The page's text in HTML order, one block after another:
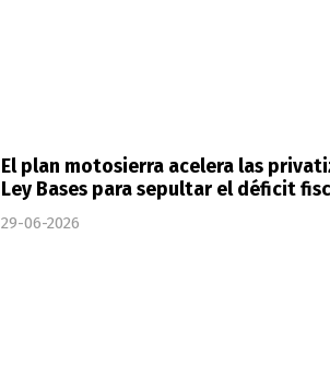
El plan motosierra acelera las
Ley Bases para sepultar el déficit
29-06-2026